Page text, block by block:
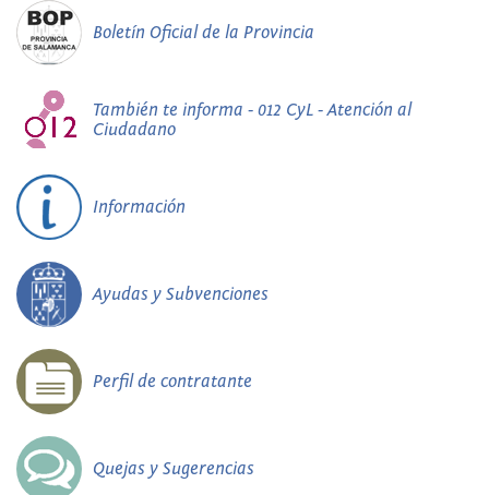
Boletín Oficial de la Provincia
También te informa - 012 CyL - Atención al
Ciudadano
Información
Ayudas y Subvenciones
Perfil de contratante
Quejas y Sugerencias